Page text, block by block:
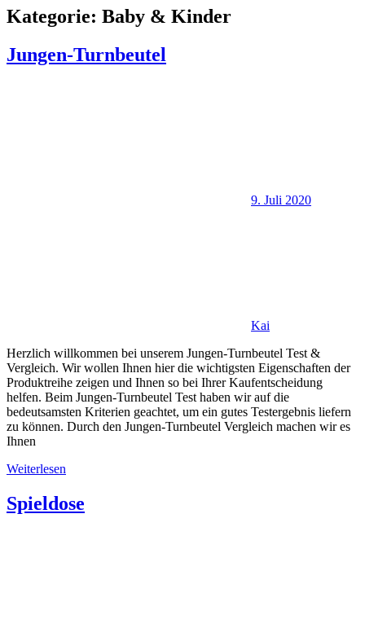
Kategorie: Baby & Kinder
Jungen-Turnbeutel
9. Juli 2020
Kai
Herzlich willkommen bei unserem Jungen-Turnbeutel Test &
Vergleich. Wir wollen Ihnen hier die wichtigsten Eigenschaften der
Produktreihe zeigen und Ihnen so bei Ihrer Kaufentscheidung
helfen. Beim Jungen-Turnbeutel Test haben wir auf die
bedeutsamsten Kriterien geachtet, um ein gutes Testergebnis liefern
zu können. Durch den Jungen-Turnbeutel Vergleich machen wir es
Ihnen
Weiterlesen
Spieldose